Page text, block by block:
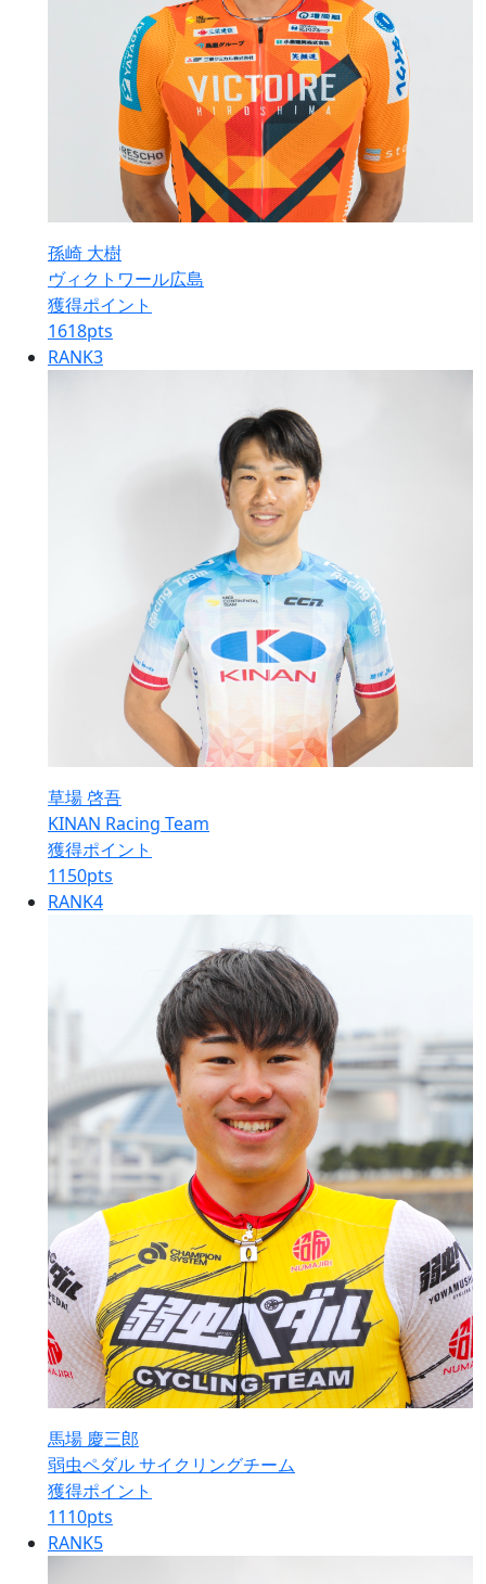
孫崎 大樹
ヴィクトワール広島
獲得ポイント
1618pts
RANK3
草場 啓吾
KINAN Racing Team
獲得ポイント
1150pts
RANK4
馬場 慶三郎
弱虫ペダル サイクリングチーム
獲得ポイント
1110pts
RANK5